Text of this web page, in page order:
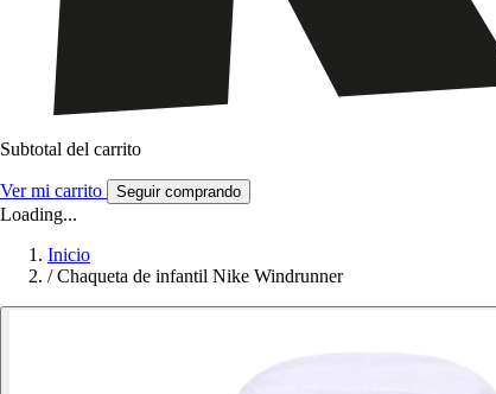
Subtotal del carrito
Ver mi carrito Seguir comprando
Loading...
Inicio
/ Chaqueta de infantil Nike Windrunner